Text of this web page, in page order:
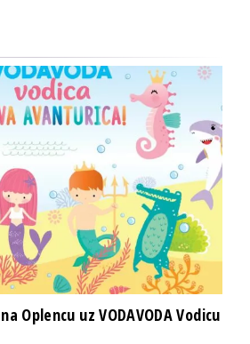
Oplencu uz VODAVODA Vodicu